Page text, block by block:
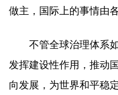
做主，国际上的事情由
不管全球治理体系
发挥建设性作用，推动
向发展，为世界和平稳